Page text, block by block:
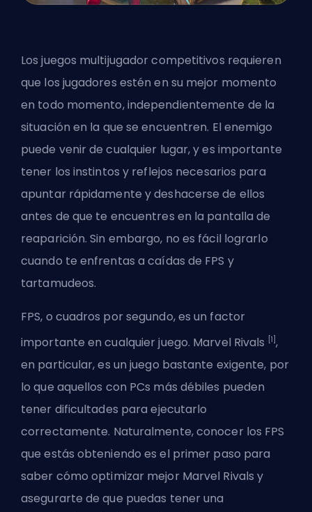
Los juegos multijugador competitivos requieren
que los jugadores estén en su mejor momento
en todo momento, independientemente de la
situación en la que se encuentren. El enemigo
puede venir de cualquier lugar, y es importante
tener los instintos y reflejos necesarios para
apuntar rápidamente y deshacerse de ellos
antes de que te encuentres en la pantalla de
reaparición. Sin embargo, no es fácil lograrlo
cuando te enfrentas a caídas de FPS y
tartamudeos.
FPS, o cuadros por segundo, es un factor
importante en cualquier juego. Marvel Rivals
[1] ,
en particular, es un juego bastante exigente, por
lo que aquellos con PCs más débiles pueden
tener dificultades para ejecutarlo
correctamente. Naturalmente, conocer los FPS
que estás obteniendo es el primer paso para
saber cómo optimizar mejor Marvel Rivals y
asegurarte de que puedas tener una